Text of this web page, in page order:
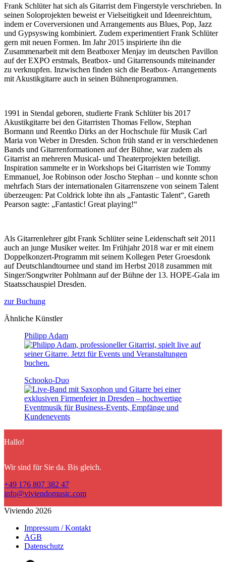
Frank Schlüter hat sich als Gitarrist dem Fingerstyle verschrieben. In
seinen Soloprojekten beweist er Vielseitigkeit und Ideenreichtum,
indem er Coverversionen und Arrangements aus Blues, Pop, Jazz
und Gypsyswing kombiniert. Zudem experimentiert Frank Schlüter
gern mit neuen Formen. Im Jahr 2015 inspirierte ihn die
Zusammenarbeit mit dem Beatboxer Menjay im deutschen Pavillon
auf der EXPO erstmals, Beatbox- und Gitarrensounds miteinander
zu verknupfen. Inzwischen finden sich die Beatbox- Arrangements
mit Akustikgitarre auch in seinen Bühnenprogrammen.
1991 in Stendal geboren, studierte Frank Schlüter bis 2017
Akustikgitarre bei den Gitarristen Thomas Fellow, Stephan
Bormann und Reentko Dirks an der Hochschule für Musik Carl
Maria von Weber in Dresden. Schon früh stand er in verschiedenen
Bands und Gitarrenformationen auf der Bühne, war zudem als
Gitarrist an mehreren Musical- und Theaterprojekten beteiligt.
Inspiration sammelte er in Workshops bei Gitarristen wie Tommy
Emmanuel, Joe Robinson oder Joscho Stephan – und konnte schon
mehrfach Stars der internationalen Gitarrenszene von seinem Talent
überzeugen: Pat Coldrick lobte ihn als „Fantastic Talent“, Gareth
Pearson sagte: „Fantastic! Great playing!“
Als Gitarrenlehrer gibt Frank Schlüter seine Leidenschaft seit 2011
auch an junge Musiker weiter. Im Frühjahr 2018 war er mit einem
Doppelkonzert-Programm mit seinem Kollegen Peter Groesdonk
auf Deutschlandtournee und stand im Herbst 2018 zusammen mit
Singer/Songwriter Pohlmann auf der Bühne der 13. HOPE-Gala im
Staatsschauspiel Dresden.
zur Buchung
Ähnliche Künstler
Philipp Adam
Schooko-Duo
Hallo!
Wir sind für Sie da. Bis gleich.
+49 176 807 382 47
info@viviendomusic.com
Viviendo 2026
Impressum / Kontakt
AGB
Datenschutz